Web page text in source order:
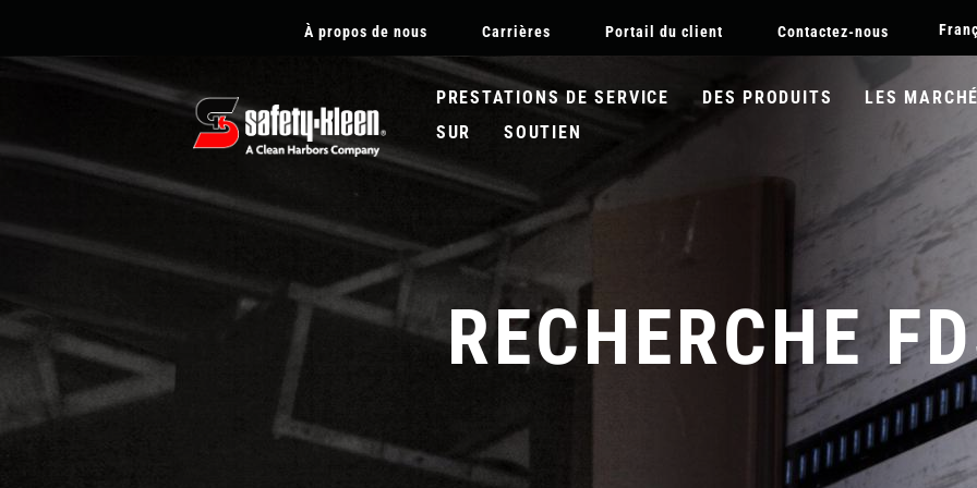
content
NAVIGATION
À propos de nous Carrières Portail du client Contactez-nous
PRESTATIONS DE SERVICE DES PRODUITS
LES
SUR
SOUTIEN
RECHERCHE